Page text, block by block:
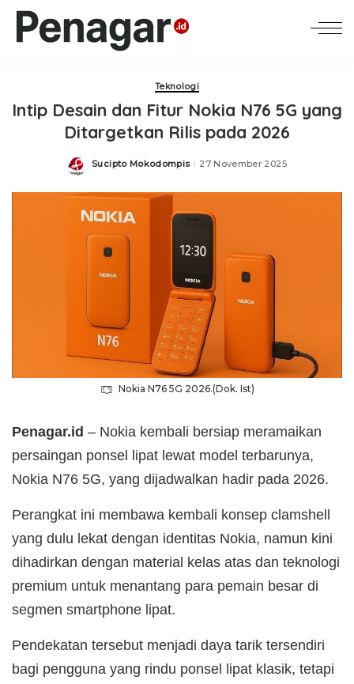
Teknologi
Intip Desain dan Fitur Nokia N76 5G yang
Ditargetkan Rilis pada 2026
Posted
Sucipto Mokodompis 27 November 2025
Nokia N76 5G 2026.(Dok. Ist)
Penagar.id – Nokia kembali bersiap meramaikan
persaingan ponsel lipat lewat model terbarunya,
Nokia N76 5G, yang dijadwalkan hadir pada 2026.
Perangkat ini membawa kembali konsep clamshell
yang dulu lekat dengan identitas Nokia, namun kini
dihadirkan dengan material kelas atas dan teknologi
premium untuk menantang para pemain besar di
segmen smartphone lipat.
Pendekatan tersebut menjadi daya tarik tersendiri
bagi pengguna yang rindu ponsel lipat klasik, tetapi